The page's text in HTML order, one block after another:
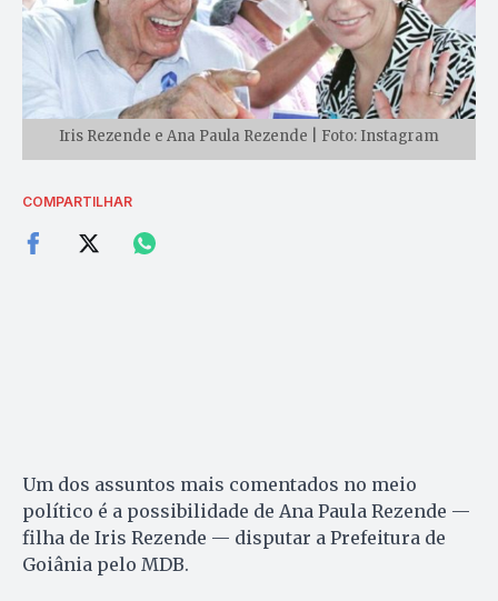
Iris Rezende e Ana Paula Rezende | Foto: Instagram
COMPARTILHAR
Um dos assuntos mais comentados no meio
político é a possibilidade de Ana Paula Rezende —
filha de Iris Rezende — disputar a Prefeitura de
Goiânia pelo MDB.